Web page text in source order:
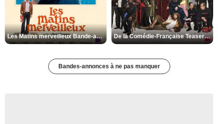
Les Matins merveilleux Bande-annonce VF De la Comédie-Française Teaser VF
Bandes-annonces à ne pas manquer